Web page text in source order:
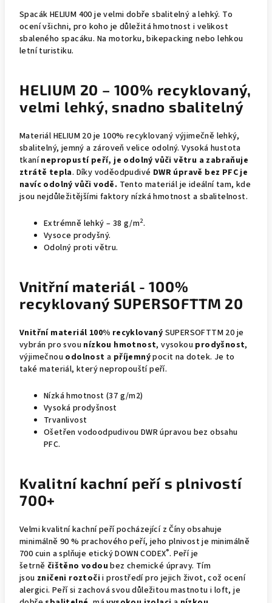
Spacák HELIUM 400 je velmi dobře sbalitelný a lehký. To
ocení všichni, pro koho je důležitá hmotnost i velikost
sbaleného spacáku. Na motorku, bikepacking nebo lehkou
letní turistiku.
HELIUM 20 – 100% recyklovaný,
velmi lehký, snadno sbalitelný
Materiál HELIUM 20 je 100% recyklovaný výjimečně lehký,
sbalitelný, jemný a zároveň velice odolný. Vysoká hustota
tkaní nepropustí peří, je odolný vůči větru a zabraňuje
ztrátě tepla. Díky voděodpudivé DWR úpravě bez PFC je
navíc odolný vůči vodě. Tento materiál je ideální tam, kde
jsou nejdůležitějšími faktory nízká hmotnost a sbalitelnost.
Extrémně lehký – 38 g/m2.
Vysoce prodyšný.
Odolný proti větru.
Vnitřní materiál - 100%
recyklovaný SUPERSOFTTM 20
Vnitřní materiál 100% recyklovaný SUPERSOFTTM 20 je
vybrán pro svou nízkou hmotnost, vysokou prodyšnost,
výjimečnou odolnost a příjemnýpocit na dotek. Je to
také materiál, který nepropouští peří.
Nízká hmotnost (37 g/m2)
Vysoká prodyšnost
Trvanlivost
Ošetřen vodoodpudivou DWR úpravou bez obsahu
PFC.
Kvalitní kachní peří s plnivostí
700+
Velmi kvalitní kachní peří pocházející z Číny obsahuje
minimálně 90 % prachového peří, jeho plnivost je minimálně
700 cuin a splňuje etický DOWN CODEX®. Peří je
šetrně čištěno vodou bez chemické úpravy. Tím
jsou zničeni roztoči i prostředí pro jejich život, což ocení
alergici. Peří si zachová svou důležitou mastnotu i loft, je